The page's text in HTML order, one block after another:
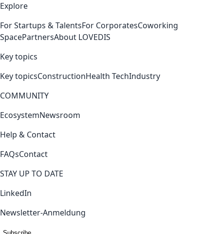
Explore
For Startups & TalentsFor CorporatesCoworking
SpacePartnersAbout LOVEDIS
Key topics
Key topicsConstructionHealth TechIndustry
COMMUNITY
EcosystemNewsroom
Help & Contact
FAQsContact
STAY UP TO DATE
LinkedIn
Newsletter-Anmeldung